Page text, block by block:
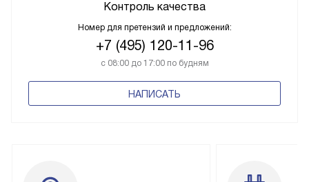
Контроль качества
Номер для претензий и предложений:
+7 (495) 120-11-96
с 08:00 до 17:00 по будням
НАПИСАТЬ